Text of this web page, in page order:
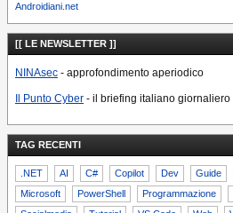
Androidiani.net
[[ LE NEWSLETTER ]]
NINAsec - approfondimento aperiodico
Il Punto Cyber - il briefing italiano giornaliero
TAG RECENTI
.NET AI C# Copilot Dev Guide
Microsoft
PowerShell Programmazione